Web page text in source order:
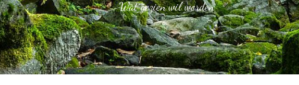
Wat gezien wil worden